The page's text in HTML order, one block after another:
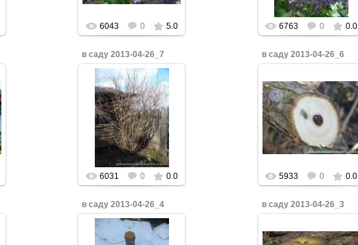
6043 0 5.0 6763 0 0.0
в саду 2013-04-26_7
Нажмите, чтобы
увеличить.
6031 0 0.0
в саду 2013-04-26_6
Нажмите, чтобы
увеличить.
5933 0 0.0
в саду 2013-04-26_4 в саду 2013-04-26_3